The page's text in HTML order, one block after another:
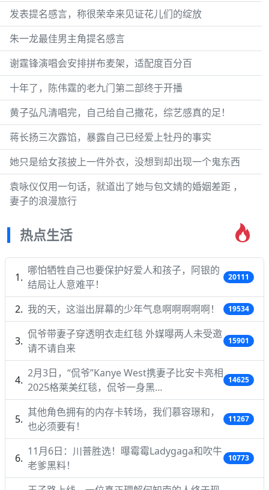
发表提名感言，称很荣幸来见证花儿们的绽放
朱一龙最佳男主角提名感言
谢霆锋演唱会安排拼布麦架，适配度百分百
十年了，陈伟霆的老九门第二部终于开播
黄子弘凡清唱完，自己给自己撒花，综艺感真的足！
蒋长扬三次露馅，暴露自己已经爱上牡丹的事实
她只是给女孩披上一件外衣，没想到却出现一个鬼东西
袁咏仪仅用一句话，就道出了她与包文婧的婚姻差距 ，
妻子的浪漫旅行
热点生活
哪怕牺牲自己也要保护好爱人和孩子，阿银的
结局让人意难平！
20111
我的天，这溢出屏幕的少年气息啊啊啊啊啊！ 19534
侃爷带妻子穿透明衣走红毯 外媒曝两人未受邀
请不请自来
15901
2月3日，“侃爷”Kanye West携妻子比安卡亮相
2025格莱美红毯，侃爷一身黑…
14625
其他角色拥有的内存卡转场，我们慕容璟和，
也必须要有！
11267
11月6日：川普胜选！曝霉霉Ladygaga和吹牛
老爹黑料！
10773